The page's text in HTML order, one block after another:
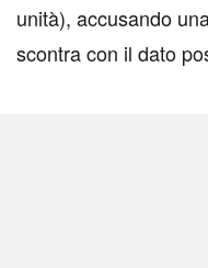
unità), accusando
scontra con il dato